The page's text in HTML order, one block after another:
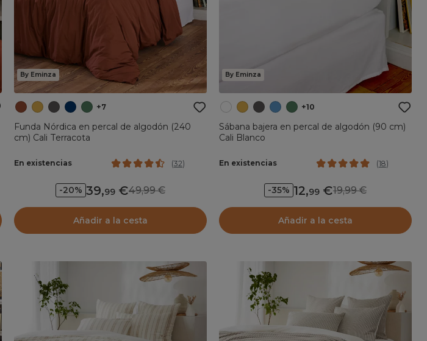
By Eminza
+7
Funda Nórdica en percal de algodón (240
cm) Cali Terracota
En existencias (32)
-20% 39,99 49,99
Añadir a la cesta
By Eminza
+10
Sábana bajera en percal de algodón (90 cm)
Cali Blanco
En existencias (18)
-35% 12,99 19,99
Añadir a la cesta